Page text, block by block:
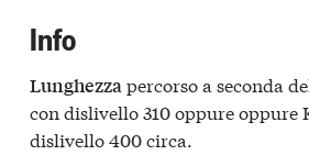
Info
Lunghezza percorso a seconda
con dislivello 310 oppure oppure
dislivello 400 circa.